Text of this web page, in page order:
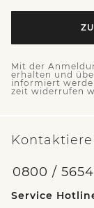
Mit der
erhalten und
informiert
zeit widerrufen
0800 /
Service